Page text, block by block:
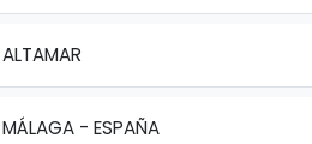
ALTAMAR
MÁLAGA - ESPAÑA